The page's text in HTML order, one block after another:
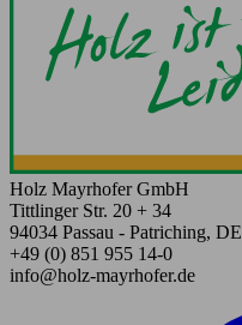
Holz Mayrhofer GmbH
Tittlinger Str. 20 + 34
94034 Passau - Patriching, DE
+49 (0) 851 955 14-0
info@holz-mayrhofer.de